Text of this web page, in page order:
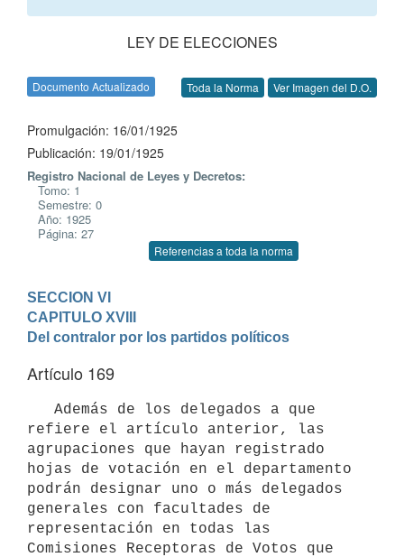
LEY DE ELECCIONES
Documento Actualizado Toda la Norma Ver Imagen del D.O.
Promulgación: 16/01/1925
Publicación: 19/01/1925
Registro Nacional de Leyes y Decretos:
Tomo: 1
Semestre: 0
Año: 1925
Página: 27
Referencias a toda la norma
SECCION VI
CAPITULO XVIII
Del contralor por los partidos políticos
Artículo 169
refiere el artículo anterior, las
agrupaciones que hayan registrado
hojas de votación en el departamento
podrán designar uno o más delegados
generales con facultades de
representación en todas las
Comisiones Receptoras de Votos que